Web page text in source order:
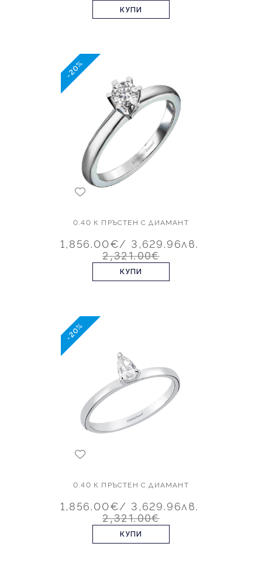
КУПИ
-20%
0.40 К ПРЪСТЕН С ДИАМАНТ
1,856.00€/ 3,629.96лв.
2,321.00€
КУПИ
-20%
0.40 К ПРЪСТЕН С ДИАМАНТ
1,856.00€/ 3,629.96лв.
2,321.00€
КУПИ